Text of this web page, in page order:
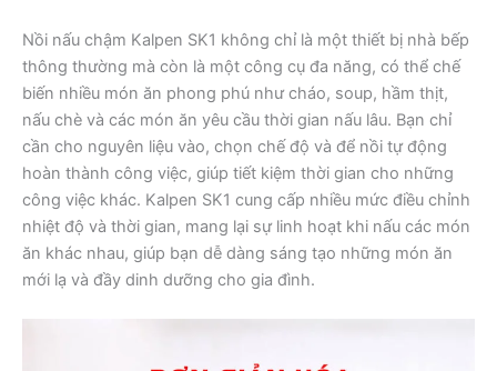
Nồi nấu chậm Kalpen SK1 không chỉ là một thiết bị nhà bếp
thông thường mà còn là một công cụ đa năng, có thể chế
biến nhiều món ăn phong phú như cháo, soup, hầm thịt,
nấu chè và các món ăn yêu cầu thời gian nấu lâu. Bạn chỉ
cần cho nguyên liệu vào, chọn chế độ và để nồi tự động
hoàn thành công việc, giúp tiết kiệm thời gian cho những
công việc khác. Kalpen SK1 cung cấp nhiều mức điều chỉnh
nhiệt độ và thời gian, mang lại sự linh hoạt khi nấu các món
ăn khác nhau, giúp bạn dễ dàng sáng tạo những món ăn
mới lạ và đầy dinh dưỡng cho gia đình.